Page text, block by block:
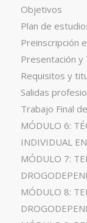
Objetivos
Plan de
Preinscripción
Presentación y
Requisitos y
Salidas
Trabajo Final
MÓDULO 6:
INDIVIDUAL
MÓDULO 7:
MÓDULO 8: